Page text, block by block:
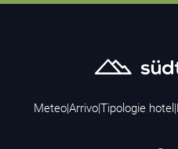
Meteo|Arrivo|Tipologie hotel |